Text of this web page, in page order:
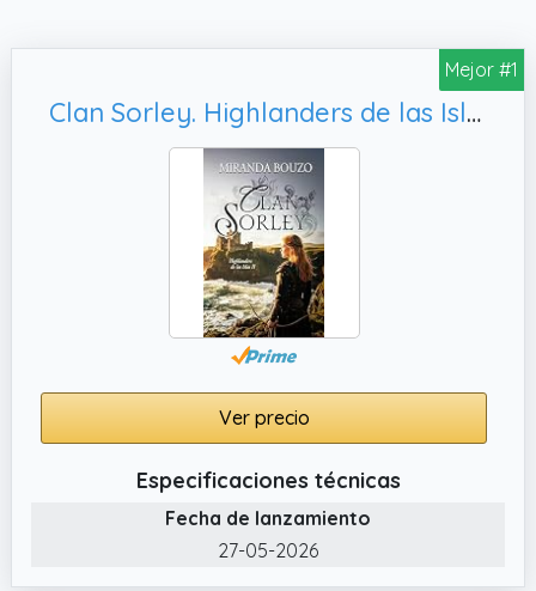
Mejor #1
Clan Sorley. Highlanders de las Islas II: Novela romántica histórica en Escocia. (Highlanders de las Islas. nº 2)
Ver precio
Especificaciones técnicas
Fecha de lanzamiento
27-05-2026